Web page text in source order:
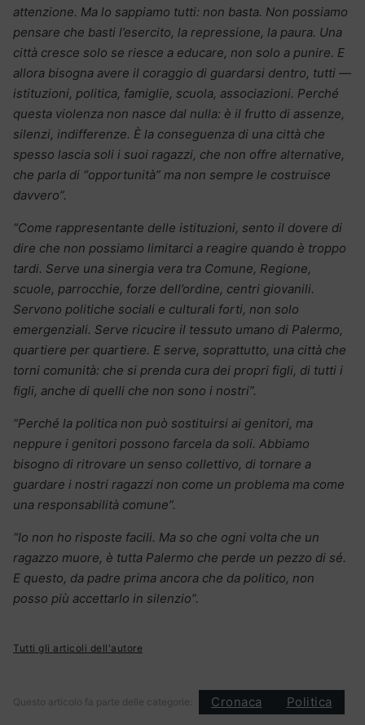
attenzione. Ma lo sappiamo tutti: non basta. Non possiamo
pensare che basti l’esercito, la repressione, la paura. Una
città cresce solo se riesce a educare, non solo a punire. E
allora bisogna avere il coraggio di guardarsi dentro, tutti —
istituzioni, politica, famiglie, scuola, associazioni. Perché
questa violenza non nasce dal nulla: è il frutto di assenze,
silenzi, indifferenze. È la conseguenza di una città che
spesso lascia soli i suoi ragazzi, che non offre alternative,
che parla di “opportunità” ma non sempre le costruisce
davvero”.
“Come rappresentante delle istituzioni, sento il dovere di
dire che non possiamo limitarci a reagire quando è troppo
tardi. Serve una sinergia vera tra Comune, Regione,
scuole, parrocchie, forze dell’ordine, centri giovanili.
Servono politiche sociali e culturali forti, non solo
emergenziali. Serve ricucire il tessuto umano di Palermo,
quartiere per quartiere. E serve, soprattutto, una città che
torni comunità: che si prenda cura dei propri figli, di tutti i
figli, anche di quelli che non sono i nostri”.
“Perché la politica non può sostituirsi ai genitori, ma
neppure i genitori possono farcela da soli. Abbiamo
bisogno di ritrovare un senso collettivo, di tornare a
guardare i nostri ragazzi non come un problema ma come
una responsabilità comune”.
“Io non ho risposte facili. Ma so che ogni volta che un
ragazzo muore, è tutta Palermo che perde un pezzo di sé.
E questo, da padre prima ancora che da politico, non
posso più accettarlo in silenzio”.
Tutti gli articoli dell'autore
Questo articolo fa parte delle categorie: Cronaca Politica